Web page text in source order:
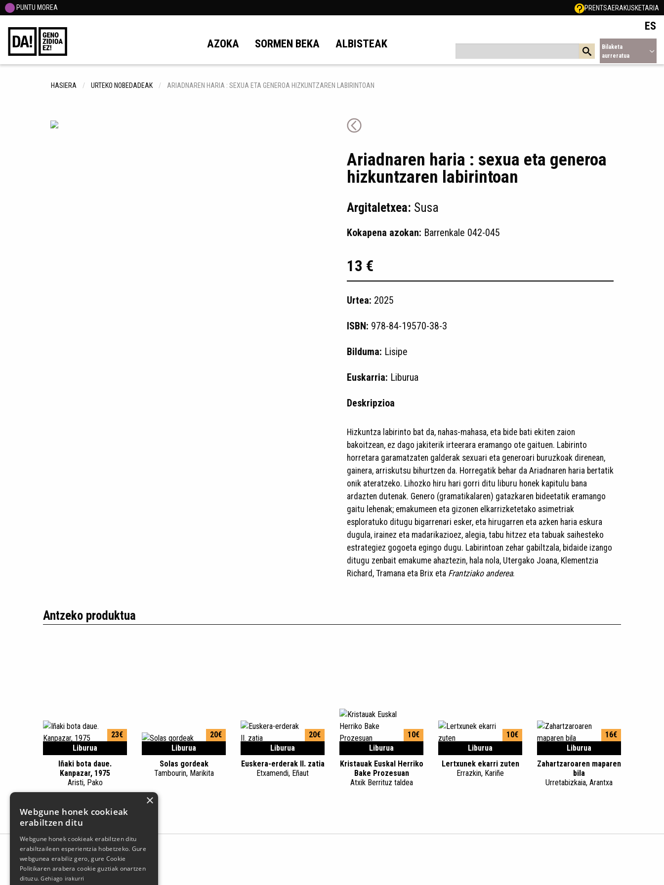
PUNTU MOREA PRENTSAERAKUSKETARIA
AZOKA SORMEN BEKA ALBISTEAK
ES
Bilaketa
aurreratua
HASIERA URTEKO NOBEDADEAK ARIADNAREN HARIA : SEXUA ETA GENEROA HIZKUNTZAREN LABIRINTOAN
Ariadnaren haria : sexua eta generoa
hizkuntzaren labirintoan
Argitaletxea: Susa
Kokapena azokan: Barrenkale 042-045
13 €
Urtea: 2025
ISBN: 978-84-19570-38-3
Bilduma: Lisipe
Euskarria: Liburua
Deskripzioa
Hizkuntza labirinto bat da, nahas-mahasa, eta bide bati ekiten zaion
bakoitzean, ez dago jakiterik irteerara eramango ote gaituen. Labirinto
horretara garamatzaten galderak sexuari eta generoari buruzkoak direnean,
gainera, arriskutsu bihurtzen da. Horregatik behar da Ariadnaren haria bertatik
onik ateratzeko. Lihozko hiru hari gorri ditu liburu honek kapitulu bana
ardazten dutenak. Genero (gramatikalaren) gatazkaren bideetatik eramango
gaitu lehenak; emakumeen eta gizonen elkarrizketetako asimetriak
esploratuko ditugu bigarrenari esker, eta hirugarren eta azken haria eskura
dugula, irainez eta madarikazioez, alegia, tabu hitzez eta tabuak saihesteko
estrategiez gogoeta egingo dugu. Labirintoan zehar gabiltzala, bidaide izango
ditugu zenbait emakume ahaztezin, hala nola, Utergako Joana, Klementzia
Richard, Tramana eta Brix eta Frantziako anderea.
Antzeko produktua
Liburua
23€
Iñaki bota daue.
Kanpazar, 1975
Aristi, Pako
Liburua
20€
Solas gordeak
Tambourin, Marikita
Liburua
20€
Euskera-erderak II. zatia
Etxamendi, Eñaut
Liburua
10€
Kristauak Euskal Herriko
Bake Prozesuan
Atxik Berrituz taldea
Liburua
10€
Lertxunek ekarri zuten
Errazkin, Kariñe
Liburua
16€
Zahartzaroaren maparen
bila
Urretabizkaia, Arantxa
×
Webgune honek cookieak
erabiltzen ditu
Webgune honek cookieak erabiltzen ditu
erabiltzaileen esperientzia hobetzeko. Gure
webgunea erabiliz gero, gure Cookie
Politikaren arabera cookie guztiak onartzen
dituzu.Gehiago irakurri